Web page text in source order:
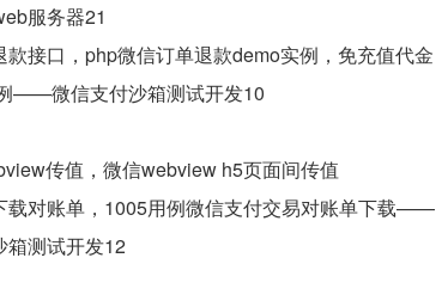
服务器21
款接口，php微信订单退款demo实例，免充值代金
——微信支付沙箱测试开发10
传值，微信webview h5页面间传值
载对账单，1005用例微信支付交易对账单下载——
箱测试开发12